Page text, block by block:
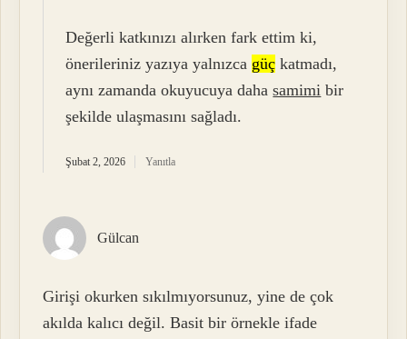
Değerli katkınızı alırken fark ettim ki,
önerileriniz yazıya yalnızca güç katmadı,
aynı zamanda okuyucuya dahasamimi bir
şekilde ulaşmasını sağladı.
Şubat 2, 2026 Yanıtla
Gülcan
Girişi okurken sıkılmıyorsunuz, yine de çok
akılda kalıcı değil. Basit bir örnekle ifade